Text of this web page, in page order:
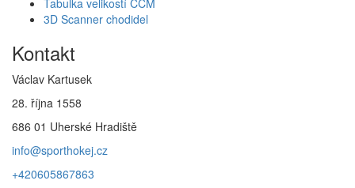
3D Scanner chodidel
Kontakt
Václav Kartusek
28. října 1558
686 01 Uherské Hradiště
info@sporthokej.cz
+420605867863